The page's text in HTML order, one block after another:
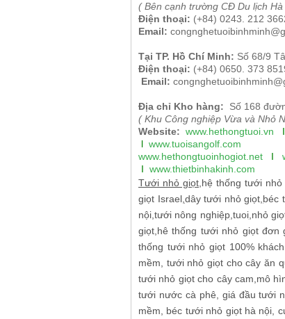
( Bên cạnh trường CĐ Du lịch
Điện thoại: (+84) 0243. 212
Email:
Tại TP. Hồ Chí Minh: Số 68/9
Điện thoại: (+84) 0650. 373
Email:
Địa chỉ Kho hàng: Số 168
( Khu Công nghiệp Vừa và Nhỏ
Website: www.hethongtuoi.vn I
l www.tuoisangolf. com
www.hethongtuoinhogiot.net
I
I www.thietbinhakinh.com
Tưới nhỏ giọt, hệ thống tưới nhỏ
giọt Israel, dây tưới nhỏ giọt béc
nội tưới nông nghiệp, tuoi, nhỏ
giọt,hê thống tưới nhỏ giọt đơn
thống tưới nhỏ giọt 100%
mềm, tưới nhỏ giọt cho cây ăn
tưới nhỏ giọt cho cây cam,mô
tưới nước cà phê, giá đầu tưới
mềm, béc tưới nhỏ giọt hà nội,